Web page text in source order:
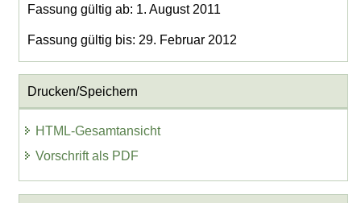
Fassung gültig ab: 1. August 2011
Fassung gültig bis: 29. Februar 2012
Drucken/Speichern
HTML-Gesamtansicht
Vorschrift als PDF